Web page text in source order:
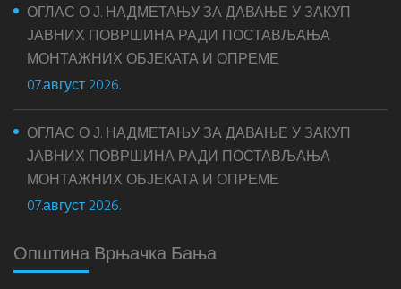
ОГЛАС О Ј. НАДМЕТАЊУ ЗА ДАВАЊЕ У ЗАКУП
ЈАВНИХ ПОВРШИНА РАДИ ПОСТАВЉАЊА
МОНТАЖНИХ ОБЈЕКАТА И ОПРЕМЕ
07.август 2026.
ОГЛАС О Ј. НАДМЕТАЊУ ЗА ДАВАЊЕ У ЗАКУП
ЈАВНИХ ПОВРШИНА РАДИ ПОСТАВЉАЊА
МОНТАЖНИХ ОБЈЕКАТА И ОПРЕМЕ
07.август 2026.
Општина Врњачка Бања